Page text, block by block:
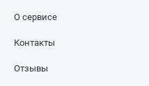
О сервисе
Контакты
Отзывы